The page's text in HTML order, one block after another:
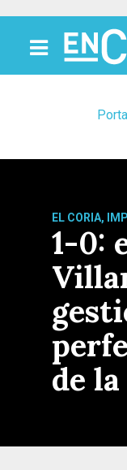
EL CORIA,
1-0:
de